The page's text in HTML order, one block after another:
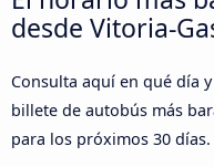
desde Vitoria-
Consulta aquí en qué día
billete de autobús más
para los próximos 30 días.